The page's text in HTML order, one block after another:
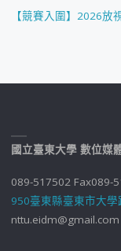
【競賽入圍】2026放
國立臺東大學 數位媒
089-517502 Fax089-
950臺東縣臺東市大
nttu.eidm@gmail.com